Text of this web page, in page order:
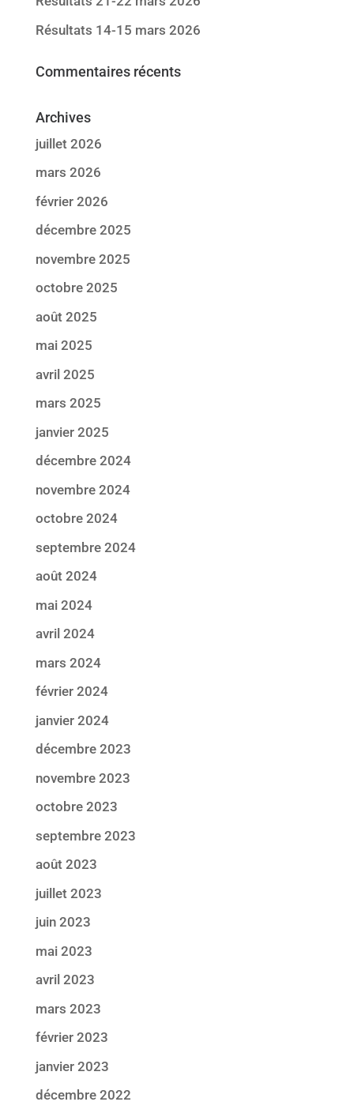
Résultats 14-15 mars 2026
Commentaires récents
Archives
juillet 2026
mars 2026
février 2026
décembre 2025
novembre 2025
octobre 2025
août 2025
mai 2025
avril 2025
mars 2025
janvier 2025
décembre 2024
novembre 2024
octobre 2024
septembre 2024
août 2024
mai 2024
avril 2024
mars 2024
février 2024
janvier 2024
décembre 2023
novembre 2023
octobre 2023
septembre 2023
août 2023
juillet 2023
juin 2023
mai 2023
avril 2023
mars 2023
février 2023
janvier 2023
décembre 2022